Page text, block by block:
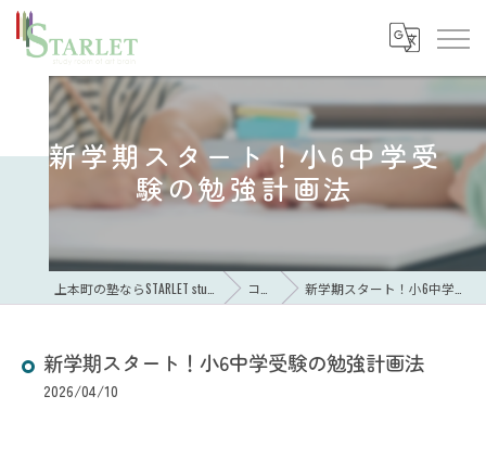
新学期スタート！小6中学受
験の勉強計画法
コラム 新学期スタート！小6中学受験の勉強計画法
新学期スタート！小6中学受験の勉強計画法
2026/04/10